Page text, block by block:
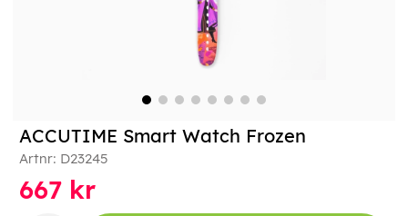
ACCUTIME Smart Watch Frozen
Artnr: D23245
667 kr